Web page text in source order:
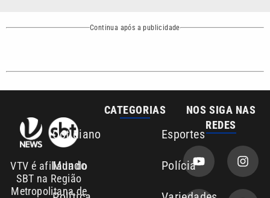
Área de cobertura que a VTV SBT acompanha:
Entre em contato com a VTV News
Copyright © 2026. Todos os direitos
reservados | Empresa de Comunicação PRM
Política de privacidade